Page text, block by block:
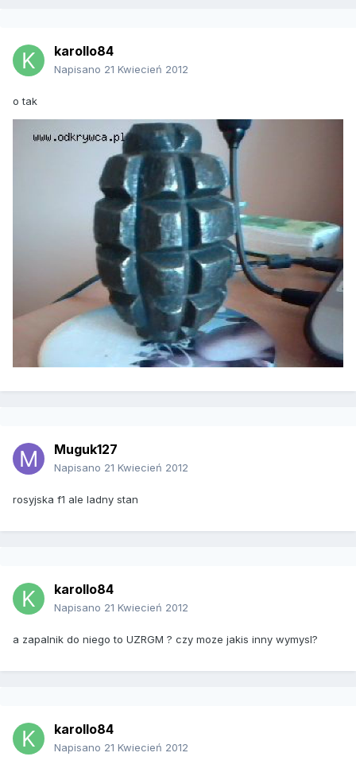
karollo84
Napisano 21 Kwiecień 2012
o tak
Muguk127
Napisano 21 Kwiecień 2012
rosyjska f1 ale ladny stan
karollo84
Napisano 21 Kwiecień 2012
a zapalnik do niego to UZRGM ? czy moze jakis inny wymysl?
karollo84
Napisano 21 Kwiecień 2012